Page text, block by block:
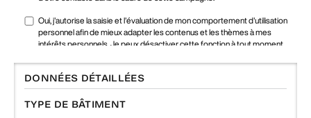
DONNÉES DÉTAILLÉES
TYPE DE BÂTIMENT